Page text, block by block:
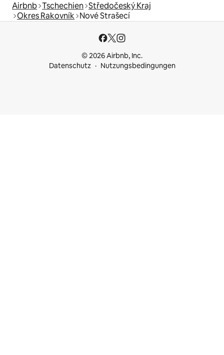
Airbnb Tschechien Středočeský Kraj
Okres Rakovník Nové Strašecí
© 2026 Airbnb, Inc.
Datenschutz
Nutzungsbedingungen